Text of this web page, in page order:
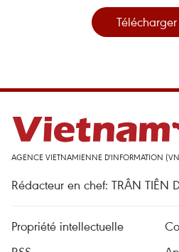
AGENCE VIETNAMIENNE D'INFORMATION
Rédacteur en chef: TRÂN TIÊN
Propriété intellectuelle